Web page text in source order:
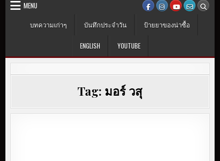
MENU
บทความเก่าๆ
บันทึกประจำวัน ป้ายยาของน่าซื้อ
ENGLISH YOUTUBE
Tag: มอร์ วสุ